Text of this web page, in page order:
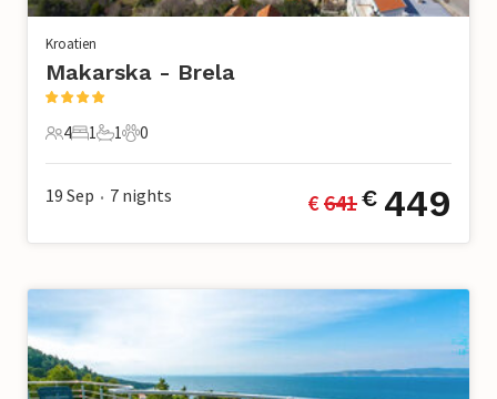
Kroatien
Makarska - Brela
4 Gäste
4
1 Schlafzimmer
1
1 Badezimmer
1
0 Haustiere
0
19 Sep • 7 nights € 641€ 449